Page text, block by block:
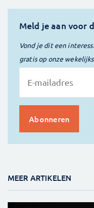
Meld je aan voor
Vond je dit een
gratis op onze
MEER ARTIKELEN